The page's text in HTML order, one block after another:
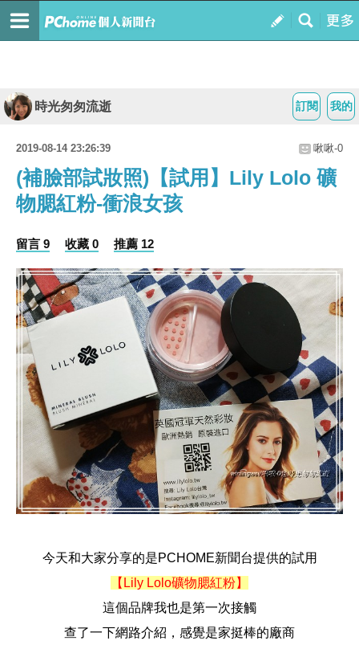
我的
訂閱
時光匆匆流逝
2019-08-14 23:26:39 啾啾-0
(補臉部試妝照)【試用】Lily Lolo 礦
物腮紅粉-衝浪女孩
留言 9 收藏 0 推薦 12
今天和大家分享的是PCHOME新聞台提供的試用
【Lily Lolo礦物腮紅粉】
這個品牌我也是第一次接觸
查了一下網路介紹，感覺是家挺棒的廠商